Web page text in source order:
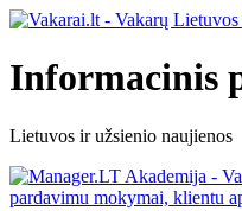
Informacinis
Lietuvos ir užsienio naujienos